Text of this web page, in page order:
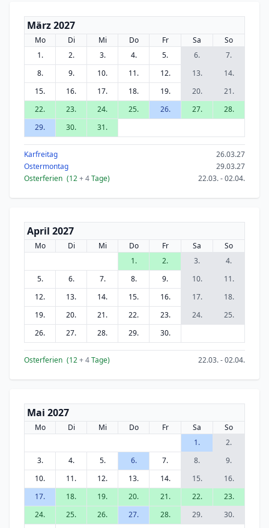
März 2027
Mo Di Mi Do Fr Sa
So
1.
2. 3. 4. 5. 6.
7.
8.
9. 10. 11. 12. 13.
14.
15.
16. 17. 18. 19. 20.
21.
22.
23. 24. 25. 26. 27.
28.
29.
30. 31.
Karfreitag
26.03.27
Ostermontag
29.03.27
Osterferien (12+ 4Tage) 22.03. - 02.04.
April 2027
Mo Di Mi Do Fr Sa
So
1.
2. 3.
4.
5.
6. 7. 8. 9. 10.
11.
12.
13. 14. 15. 16. 17.
18.
19.
20. 21. 22. 23. 24.
25.
26.
27. 28. 29. 30.
Osterferien (12+ 4Tage) 22.03. - 02.04.
Mai 2027
Mo Di Mi Do Fr Sa
So
1.
2.
3.
4. 5. 6. 7. 8.
9.
10.
11. 12. 13. 14. 15.
16.
17.
18. 19. 20. 21. 22.
23.
24.
25. 26. 27. 28. 29.
30.